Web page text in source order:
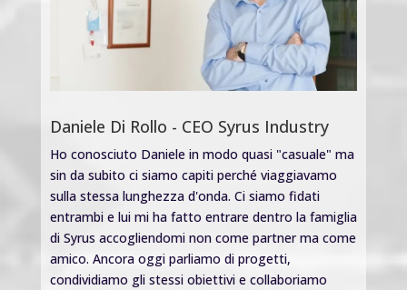
Daniele Di Rollo - CEO Syrus Industry
Ho conosciuto Daniele in modo quasi "casuale" ma
sin da subito ci siamo capiti perché viaggiavamo
sulla stessa lunghezza d'onda. Ci siamo fidati
entrambi e lui mi ha fatto entrare dentro la famiglia
di Syrus accogliendomi non come partner ma come
amico. Ancora oggi parliamo di progetti,
condividiamo gli stessi obiettivi e collaboriamo